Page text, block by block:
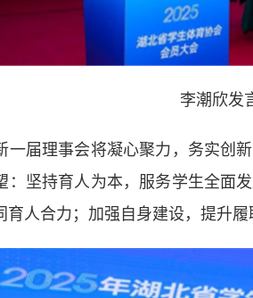
李潮欣发
届理事会将凝心聚力，务实创新
：坚持育人为本，服务学生全面
人合力；加强自身建设，提升履